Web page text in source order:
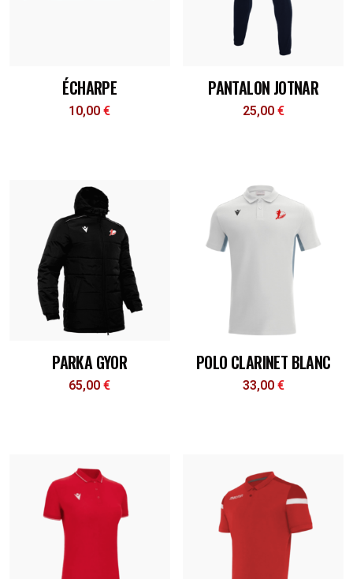
ÉCHARPE
10,00€
PANTALON JOTNAR
25,00 €
PARKA GYOR
65,00€
POLO CLARINET BLANC
33,00 €